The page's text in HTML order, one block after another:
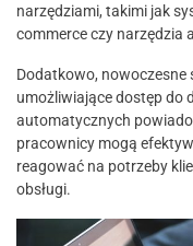
narzędziami, takimi jak
commerce czy narzędzia
Dodatkowo, nowoczesne
umożliwiające dostęp do
automatycznych
pracownicy mogą
reagować na potrzeby
obsługi.